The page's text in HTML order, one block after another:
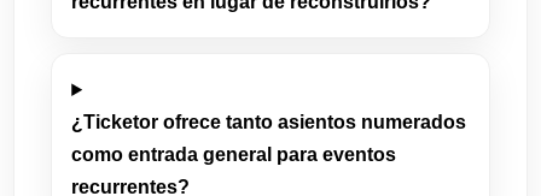
¿Ticketor ofrece tanto asientos numerados
como entrada general para eventos
recurrentes?